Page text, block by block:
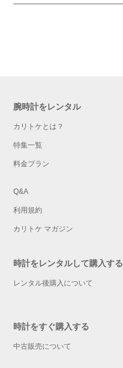
腕時計をレンタル
カリトケとは？
特集一覧
料金プラン
Q&A
利用規約
カリトケ マガジン
時計をレンタルして購入する
レンタル後購入について
時計をすぐ購入する
中古販売について